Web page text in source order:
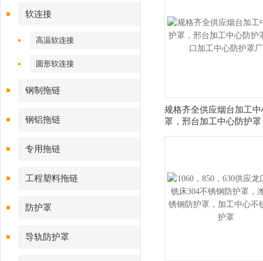
软连接
高温软连接
圆形软连接
钢制拖链
钢铝拖链
专用拖链
工程塑料拖链
防护罩
导轨防护罩
规格齐全供应烟台加工
罩，邢台加工中心防护